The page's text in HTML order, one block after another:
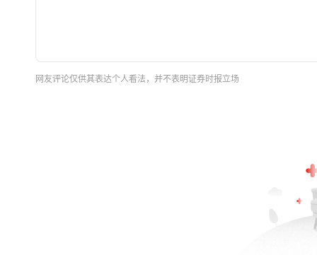
网友评论仅供其表达个人看法，并不表明证券时报立场